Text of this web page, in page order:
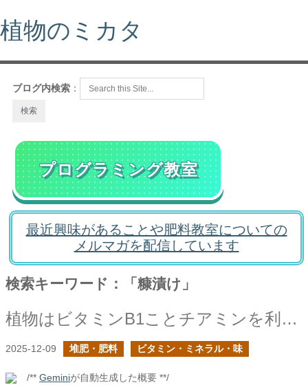
植物のミカタ
ブログ内検索 ：
プログラミング教室
最近興味があることや肥料教室についての
メルマガを配信しています
検索キーワード：「糠漬け」
植物はビタミンB1ことチアミンを利用するか？
2025-12-09 堆肥・肥料 ビタミン・ミネラル・味
/** Geminiが自動生成した概要 **/